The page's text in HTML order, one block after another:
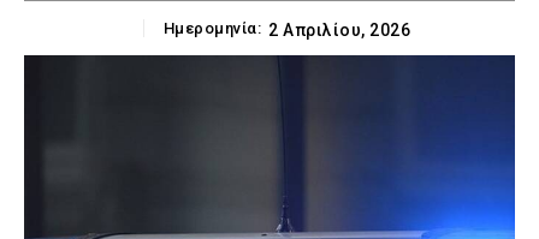
Ημερομηνία: 2 Απριλίου, 2026